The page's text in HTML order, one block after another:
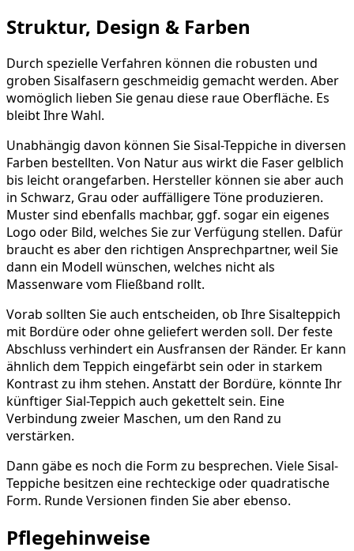
Struktur, Design & Farben
Durch spezielle Verfahren können die robusten und
groben Sisalfasern geschmeidig gemacht werden. Aber
womöglich lieben Sie genau diese raue Oberfläche. Es
bleibt Ihre Wahl.
Unabhängig davon können Sie Sisal-Teppiche in diversen
Farben bestellten. Von Natur aus wirkt die Faser gelblich
bis leicht orangefarben. Hersteller können sie aber auch
in Schwarz, Grau oder auffälligere Töne produzieren.
Muster sind ebenfalls machbar, ggf. sogar ein eigenes
Logo oder Bild, welches Sie zur Verfügung stellen. Dafür
braucht es aber den richtigen Ansprechpartner, weil Sie
dann ein Modell wünschen, welches nicht als
Massenware vom Fließband rollt.
Vorab sollten Sie auch entscheiden, ob Ihre Sisalteppich
mit Bordüre oder ohne geliefert werden soll. Der feste
Abschluss verhindert ein Ausfransen der Ränder. Er kann
ähnlich dem Teppich eingefärbt sein oder in starkem
Kontrast zu ihm stehen. Anstatt der Bordüre, könnte Ihr
künftiger Sial-Teppich auch gekettelt sein. Eine
Verbindung zweier Maschen, um den Rand zu
verstärken.
Dann gäbe es noch die Form zu besprechen. Viele Sisal-
Teppiche besitzen eine rechteckige oder quadratische
Form. Runde Versionen finden Sie aber ebenso.
Pflegehinweise